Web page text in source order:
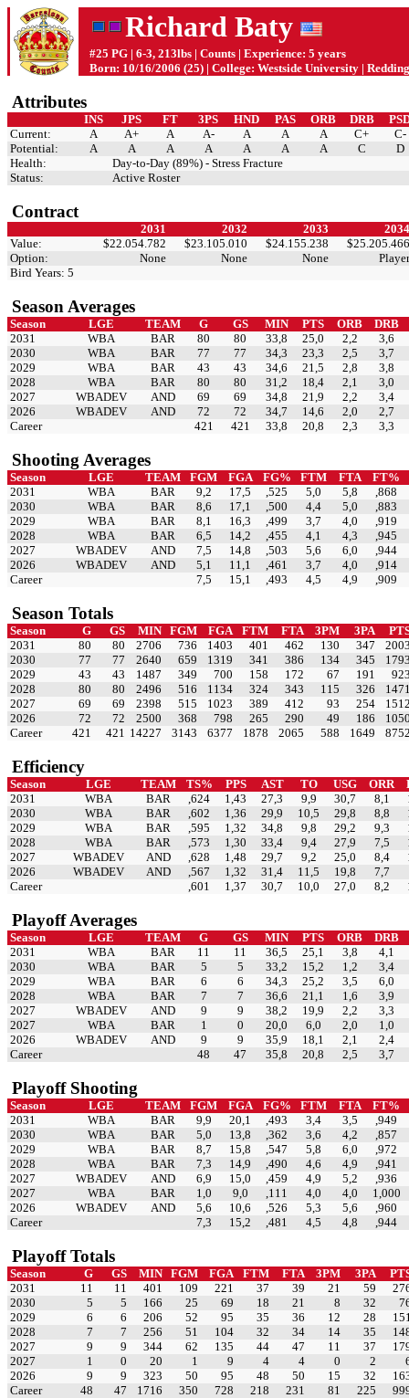
Richard Baty
#25 PG | 6-3, 213lbs | Counts | Experience: 5 years
Born: 10/16/2006 (25) | College: Westside University |
Attributes
INS JPS FT 3PS HND PAS ORB DRB
Current:
A A+ A A- A A A C+
C-
Potential:
A A A A A A A C
D
Health:
Day-to-Day (89%) - Stress Fracture
Status:
Active Roster
Contract
2031 2032 2033
Value:
$22.054.782 $23.105.010 $24.155.238
Option:
None None None
Bird Years: 5
Season Averages
Season LGE TEAM G GS MIN PTS ORB
DRB
2031
WBA BAR 80 80 33,8 25,0 2,2
3,6
2030
WBA BAR 77 77 34,3 23,3 2,5
3,7
2029
WBA BAR 43 43 34,6 21,5 2,8
3,8
2028
WBA BAR 80 80 31,2 18,4 2,1
3,0
2027
WBADEV AND 69 69 34,8 21,9 2,2
3,4
2026
WBADEV AND 72 72 34,7 14,6 2,0
2,7
Career
421 421 33,8 20,8 2,3 3,3
Shooting Averages
Season LGE TEAM FGM FGA FG% FTM FTA
FT%
2031
WBA BAR 9,2 17,5 ,525 5,0 5,8
,868
2030
WBA BAR 8,6 17,1 ,500 4,4 5,0
,883
2029
WBA BAR 8,1 16,3 ,499 3,7 4,0
,919
2028
WBA BAR 6,5 14,2 ,455 4,1 4,3
,945
2027
WBADEV AND 7,5 14,8 ,503 5,6 6,0
,944
2026
WBADEV AND 5,1 11,1 ,461 3,7 4,0
,914
Career
7,5 15,1 ,493 4,5 4,9 ,909
Season Totals
Season G GS MIN FGM FGA FTM FTA 3PM 3PA
2031
80 80 2706 736 1403 401 462 130 347
2030
77 77 2640 659 1319 341 386 134 345
2029
43 43 1487 349 700 158 172 67 191
2028
80 80 2496 516 1134 324 343 115 326
2027
69 69 2398 515 1023 389 412 93 254
2026
72 72 2500 368 798 265 290 49 186
Career
421 421 14227 3143 6377 1878 2065 588 1649
Efficiency
Season LGE TEAM TS% PPS AST TO USG ORR
2031
WBA BAR ,624 1,43 27,3 9,9 30,7 8,1
2030
WBA BAR ,602 1,36 29,9 10,5 29,8 8,8
2029
WBA BAR ,595 1,32 34,8 9,8 29,2 9,3
2028
WBA BAR ,573 1,30 33,4 9,4 27,9 7,5
2027
WBADEV AND ,628 1,48 29,7 9,2 25,0 8,4
2026
WBADEV AND ,567 1,32 31,4 11,5 19,8
7,7
Career
,601 1,37 30,7 10,0 27,0 8,2
Playoff Averages
Season LGE TEAM G GS MIN PTS ORB
DRB
2031
WBA BAR 11 11 36,5 25,1 3,8
4,1
2030
WBA BAR 5 5 33,2 15,2 1,2
3,4
2029
WBA BAR 6 6 34,3 25,2 3,5
6,0
2028
WBA BAR 7 7 36,6 21,1 1,6
3,9
2027
WBADEV AND 9 9 38,2 19,9 2,2
3,3
2027
WBA BAR 1 0 20,0 6,0 2,0
1,0
2026
WBADEV AND 9 9 35,9 18,1 2,1
2,4
Career
48 47 35,8 20,8 2,5 3,7
Playoff Shooting
Season LGE TEAM FGM FGA FG% FTM FTA
FT%
2031
WBA BAR 9,9 20,1 ,493 3,4 3,5
,949
2030
WBA BAR 5,0 13,8 ,362 3,6 4,2
,857
2029
WBA BAR 8,7 15,8 ,547 5,8 6,0
,972
2028
WBA BAR 7,3 14,9 ,490 4,6 4,9
,941
2027
WBADEV AND 6,9 15,0 ,459 4,9 5,2
,936
2027
WBA BAR 1,0 9,0 ,111 4,0 4,0
1,000
2026
WBADEV AND 5,6 10,6 ,526 5,3 5,6
,960
Career
7,3 15,2 ,481 4,5 4,8 ,944
Playoff Totals
Season G GS MIN FGM FGA FTM FTA 3PM 3PA
2031
11 11 401 109 221 37 39 21 59
2030
5 5 166 25 69 18 21 8 32
2029
6 6 206 52 95 35 36 12 28
2028
7 7 256 51 104 32 34 14 35
2027
9 9 344 62 135 44 47 11 37
2027
1 0 20 1 9 4 4 0 2
2026
9 9 323 50 95 48 50 15 32
Career
48 47 1716 350 728 218 231 81 225